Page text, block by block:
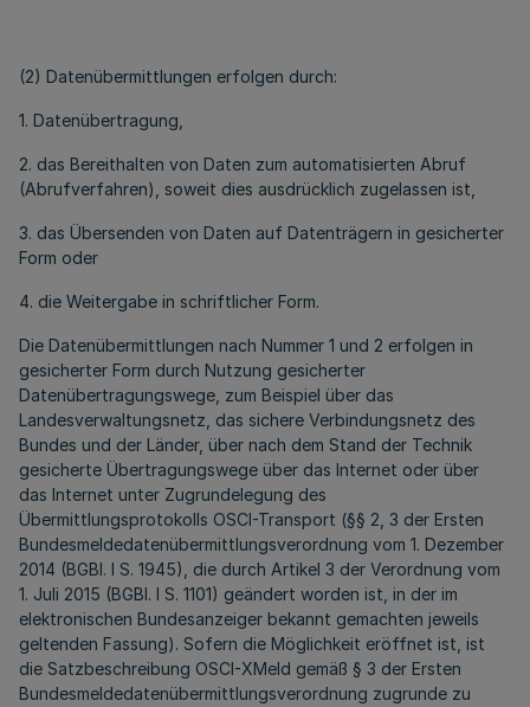
(2) Datenübermittlungen erfolgen durch:
1. Datenübertragung,
2. das Bereithalten von Daten zum automatisierten Abruf
(Abrufverfahren), soweit dies ausdrücklich zugelassen ist,
3. das Übersenden von Daten auf Datenträgern in gesicherter
Form oder
4. die Weitergabe in schriftlicher Form.
Die Datenübermittlungen nach Nummer 1 und 2 erfolgen in
gesicherter Form durch Nutzung gesicherter
Datenübertragungswege, zum Beispiel über das
Landesverwaltungsnetz, das sichere Verbindungsnetz des
Bundes und der Länder, über nach dem Stand der Technik
gesicherte Übertragungswege über das Internet oder über
das Internet unter Zugrundelegung des
Übermittlungsprotokolls OSCI-Transport (§§ 2, 3 der Ersten
Bundesmeldedatenübermittlungsverordnung vom 1. Dezember
2014 (BGBl. I S. 1945), die durch Artikel 3 der Verordnung vom
1. Juli 2015 (BGBl. I S. 1101) geändert worden ist, in der im
elektronischen Bundesanzeiger bekannt gemachten jeweils
geltenden Fassung). Sofern die Möglichkeit eröffnet ist, ist
die Satzbeschreibung OSCI-XMeld gemäß § 3 der Ersten
Bundesmeldedatenübermittlungsverordnung zugrunde zu